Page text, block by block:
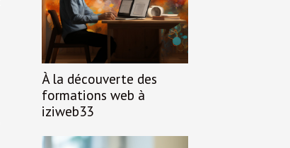
À la découverte des
formations web à
iziweb33